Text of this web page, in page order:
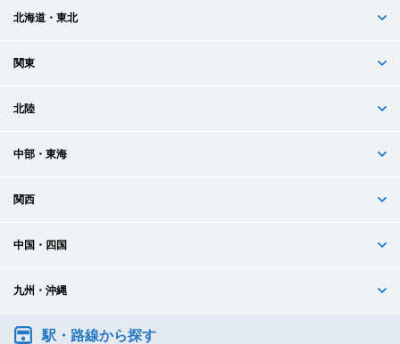
北海道・東北
関東
北陸
中部・東海
関西
中国・四国
九州・沖縄
駅・路線から探す